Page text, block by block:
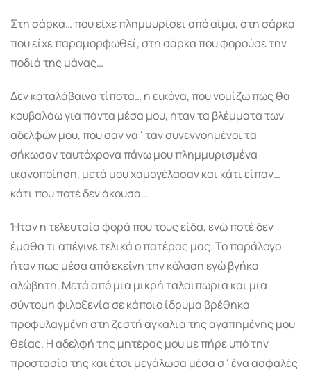
Στη σάρκα… που είχε πλημμυρίσει από αίμα, στη σάρκα
που είχε παραμορφωθεί, στη σάρκα που φορούσε την
ποδιά της μάνας…
Δεν καταλάβαινα τίποτα… η εικόνα, που νομίζω πως θα
κουβαλάω για πάντα μέσα μου, ήταν τα βλέμματα των
αδελφών μου, που σαν να΄ταν συνεννοημένοι τα
σήκωσαν ταυτόχρονα πάνω μου πλημμυρισμένα
ικανοποίηση, μετά μου χαμογέλασαν και κάτι είπαν…
κάτι που ποτέ δεν άκουσα…
Ήταν η τελευταία φορά που τους είδα, ενώ ποτέ δεν
έμαθα τι απέγινε τελικά ο πατέρας μας. Το παράλογο
ήταν πως μέσα από εκείνη την κόλαση εγώ βγήκα
αλώβητη. Μετά από μια μικρή ταλαιπωρία και μια
σύντομη φιλοξενία σε κάποιο ίδρυμα βρέθηκα
προφυλαγμένη στη ζεστή αγκαλιά της αγαπημένης μου
θείας. Η αδελφή της μητέρας μου με πήρε υπό την
προστασία της και έτσι μεγάλωσα μέσα σ΄ένα ασφαλές